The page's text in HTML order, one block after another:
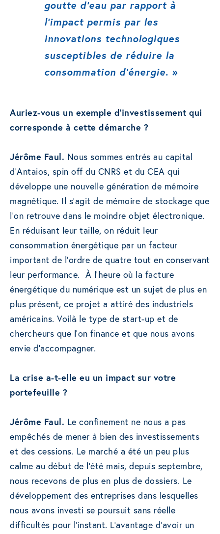
goutte d’eau par rapport à
l’impact permis par les
innovations technologiques
susceptibles de réduire la
consommation d’énergie. »
Auriez-vous un exemple d’investissement qui
corresponde à cette démarche ?
Jérôme Faul. Nous sommes entrés au capital
d’Antaios, spin off du CNRS et du CEA qui
développe une nouvelle génération de mémoire
magnétique. Il s’agit de mémoire de stockage que
l’on retrouve dans le moindre objet électronique.
En réduisant leur taille, on réduit leur
consommation énergétique par un facteur
important de l’ordre de quatre tout en conservant
leur performance. À l’heure où la facture
énergétique du numérique est un sujet de plus en
plus présent, ce projet a attiré des industriels
américains. Voilà le type de start-up et de
chercheurs que l’on finance et que nous avons
envie d’accompagner.
La crise a-t-elle eu un impact sur votre
portefeuille ?
Jérôme Faul. Le confinement ne nous a pas
empêchés de mener à bien des investissements
et des cessions. Le marché a été un peu plus
calme au début de l’été mais, depuis septembre,
nous recevons de plus en plus de dossiers. Le
développement des entreprises dans lesquelles
nous avons investi se poursuit sans réelle
difficultés pour l’instant. L’avantage d’avoir un